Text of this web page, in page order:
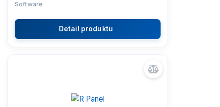
Software
Detail produktu